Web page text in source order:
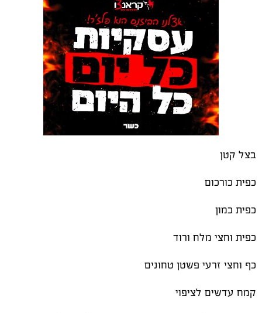
בצל קטן
כפית כורכום
כפית כמון
כפית וחצי מלח ורוד
כף וחצי זרעי פשטן טחונים
קמח עדשים לציפוי